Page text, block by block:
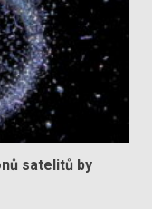
satelitů by